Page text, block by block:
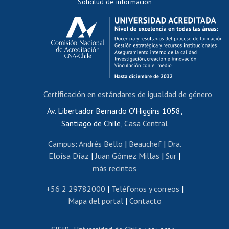
Evaluación docente
Calificación académica
Postulación al AUCAI
Funcionarias/os
Cursos internos de capacitación
Bienestar del personal
Portal de movilidad interna
Certificado de renta
Certificado de renta honorarios
Editar páginas blancas
Extranjeras/os
Revalidación y reconocimiento de títulos
Postulación al Programa de Movilidad Estudiantil
Av. Libertador Bernardo O'Higgins 1058,
Santiago de Chile, Casa Central
Campus: Andrés Bello | Beauchef| Dra.
Eloísa Díaz |Juan Gómez Millas | Sur |
más recintos
+56 2 29782000 | Teléfonos y correos |
Mapa del portal| Contacto
Certificación en estándares de igualdad de género